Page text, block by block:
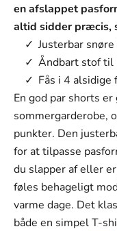
Grøn
Sort
Lysegrøn
Størrelse:
M (28-29)
Størrelse
M (28-29)
L (30-31)
XL (32-33)
en afslappet
altid sidder præcis,
Justerbar
Åndbart stof til
Fås i 4 alsidige
En god par shorts
sommergarderobe,
punkter. Den
for at tilpasse
du slapper af eller
føles behageligt
varme dage. Det
både en simpel T-